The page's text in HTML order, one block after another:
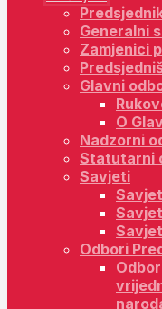
Generalni
Zamjenici
Glavni
O
Nadzorni
Statutarni
Savjeti
Odbori